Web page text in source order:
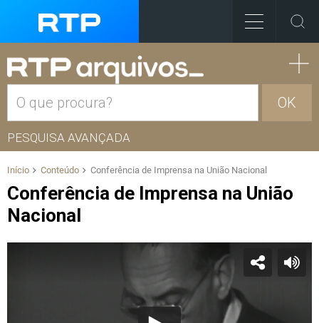
OK
PESQUISA AVANÇADA
Início Conteúdo Conferência de Imprensa na União Nacional
Conferência de Imprensa na União
Nacional